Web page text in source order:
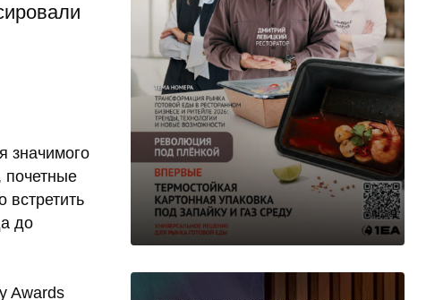
значимого
почетные
до
Awards